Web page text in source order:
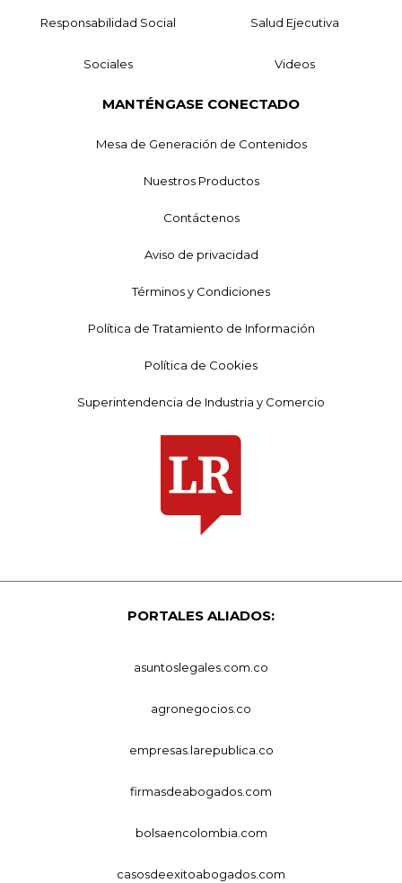
Responsabilidad Social Salud Ejecutiva
Sociales Videos
MANTÉNGASE CONECTADO
Mesa de Generación de Contenidos
Nuestros Productos
Contáctenos
Aviso de privacidad
Términos y Condiciones
Política de Tratamiento de Información
Política de Cookies
Superintendencia de Industria y Comercio
PORTALES ALIADOS:
asuntoslegales.com.co
agronegocios.co
empresas.larepublica.co
firmasdeabogados.com
bolsaencolombia.com
casosdeexitoabogados.com